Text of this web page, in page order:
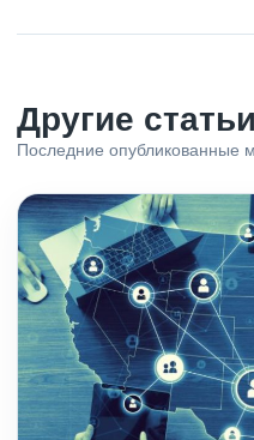
Другие
Последние опубликованные